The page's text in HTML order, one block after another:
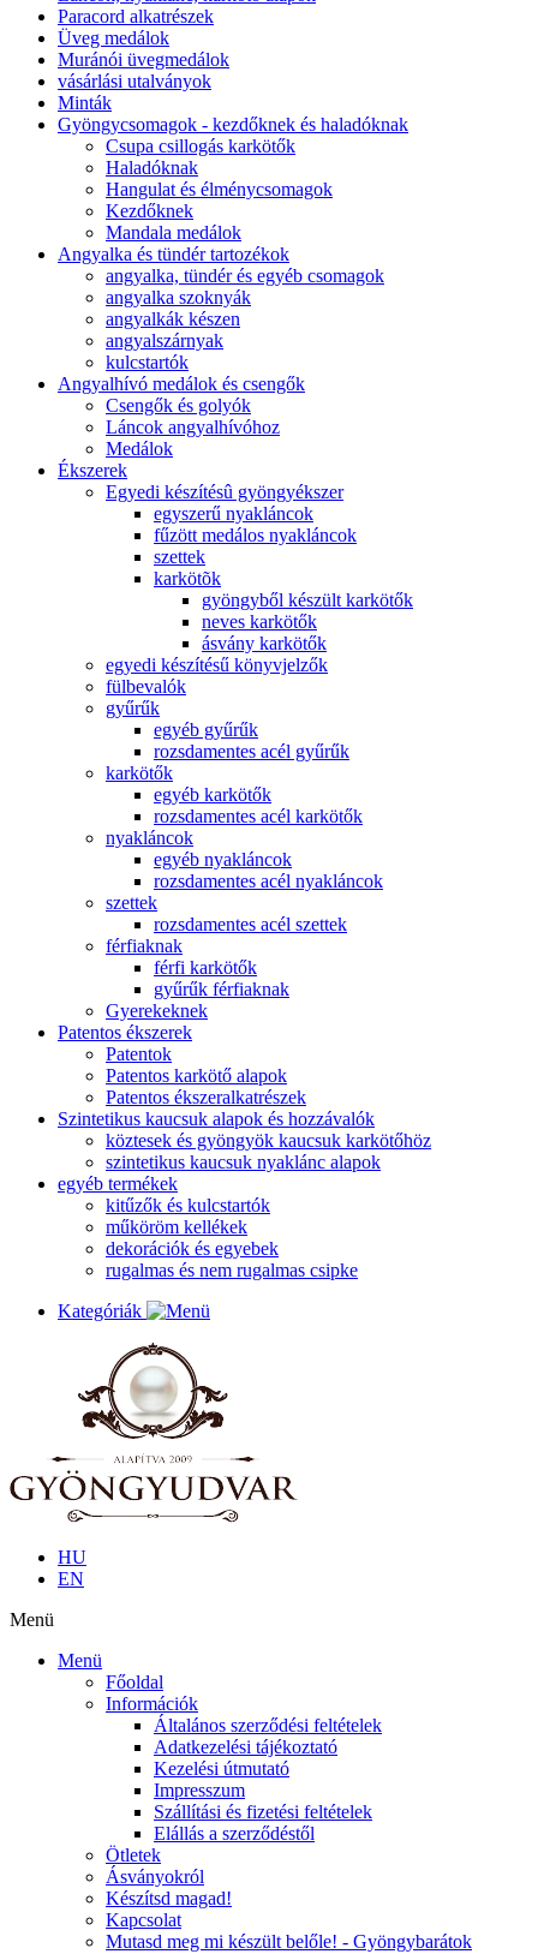
Paracord alkatrészek
Üveg medálok
Muránói üvegmedálok
vásárlási utalványok
Minták
Gyöngycsomagok - kezdőknek és haladóknak
Csupa csillogás karkötők
Haladóknak
Hangulat és élménycsomagok
Kezdőknek
Mandala medálok
Angyalka és tündér tartozékok
angyalka, tündér és egyéb csomagok
angyalka szoknyák
angyalkák készen
angyalszárnyak
kulcstartók
Angyalhívó medálok és csengők
Csengők és golyók
Láncok angyalhívóhoz
Medálok
Ékszerek
Egyedi készítésû gyöngyékszer
egyszerű nyakláncok
fűzött medálos nyakláncok
szettek
karkötõk
gyöngyből készült karkötők
neves karkötők
ásvány karkötők
egyedi készítésű könyvjelzők
fülbevalók
gyűrűk
egyéb gyűrűk
rozsdamentes acél gyűrűk
karkötők
egyéb karkötők
rozsdamentes acél karkötők
nyakláncok
egyéb nyakláncok
rozsdamentes acél nyakláncok
szettek
rozsdamentes acél szettek
férfiaknak
férfi karkötők
gyűrűk férfiaknak
Gyerekeknek
Patentos ékszerek
Patentok
Patentos karkötő alapok
Patentos ékszeralkatrészek
Szintetikus kaucsuk alapok és hozzávalók
köztesek és gyöngyök kaucsuk karkötőhöz
szintetikus kaucsuk nyaklánc alapok
egyéb termékek
kitűzők és kulcstartók
műköröm kellékek
dekorációk és egyebek
rugalmas és nem rugalmas csipke
Kategóriák
HU
EN
Menü
Menü
Főoldal
Információk
Általános szerződési feltételek
Adatkezelési tájékoztató
Kezelési útmutató
Impresszum
Szállítási és fizetési feltételek
Elállás a szerződéstől
Ötletek
Ásványokról
Készítsd magad!
Kapcsolat
Mutasd meg mi készült belőle! - Gyöngybarátok